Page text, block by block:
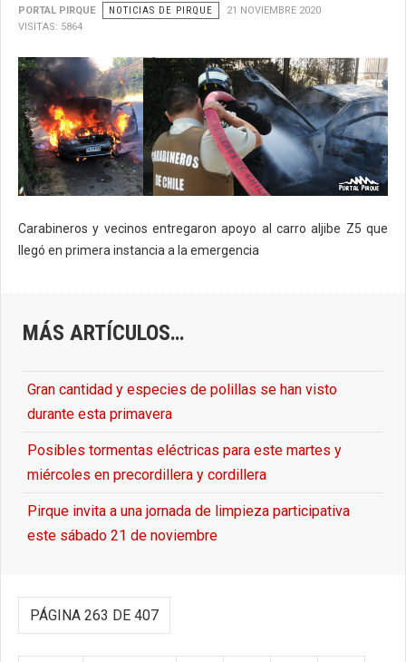
PORTAL PIRQUE NOTICIAS DE PIRQUE
21 NOVIEMBRE 2020
VISITAS: 5864
Carabineros y vecinos entregaron apoyo al carro aljibe Z5 que
llegó en primera instancia a la emergencia
MÁS ARTÍCULOS…
Gran cantidad y especies de polillas se han visto
durante esta primavera
Posibles tormentas eléctricas para este martes y
miércoles en precordillera y cordillera
Pirque invita a una jornada de limpieza participativa
este sábado 21 de noviembre
PÁGINA 263 DE 407